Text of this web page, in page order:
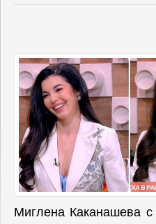
Миглена Каканашева